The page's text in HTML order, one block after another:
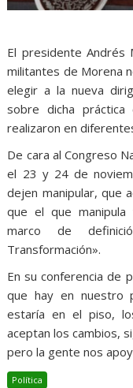
El presidente Andrés
militantes de Morena
elegir a la nueva
sobre dicha
realizaron en
De cara al Congreso
el 23 y 24 de
dejen manipular, que
que el que
marco de
Transformación».
En su conferencia de
que hay en nuestro
estaría en el piso,
aceptan los cambios,
pero la gente nos
Política